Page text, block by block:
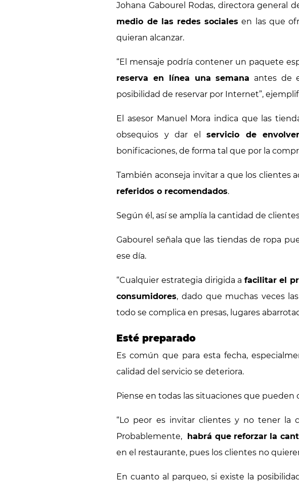
Johana Gabourel Rodas, directora general
medio de las redes sociales en las que
quieran alcanzar.
“El mensaje podría contener un paquete
reserva en línea una semana antes de
posibilidad de reservar por Internet”,
El asesor Manuel Mora indica que las
obsequios y dar elservicio de
bonificaciones, de forma tal que por la
También aconseja invitar a que los clientes
referidos o recomendados.
Según él, así se amplía la cantidad de
Gabourel señala que las tiendas de ropa
ese día.
“Cualquier estrategia dirigida a facilitar el
consumidores, dado que muchas veces
todo se complica en presas, lugares
Esté preparado
Es común que para esta fecha,
calidad del servicio se deteriora.
Piense en todas las situaciones que pueden
“Lo peor es invitar clientes y no tener la
Probablemente, habrá que reforzar la
en el restaurante, pues los clientes no
En cuanto al parqueo, si existe la